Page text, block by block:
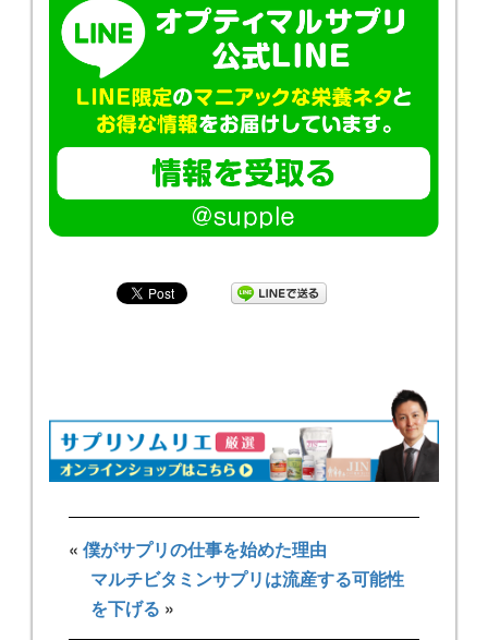
« 僕がサプリの仕事を始めた理由
マルチビタミンサプリは流産する可能性
を下げる »